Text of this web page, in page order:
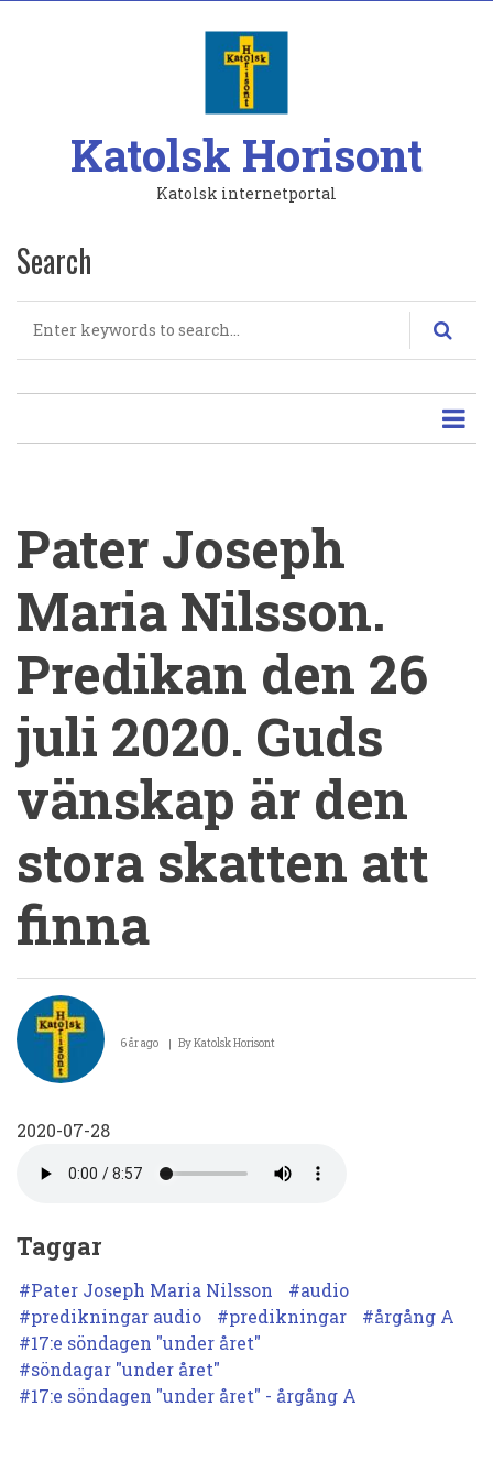
Katolsk Horisont
Katolsk internetportal
Search
Pater Joseph
Maria Nilsson.
Predikan den 26
juli 2020. Guds
vänskap är den
stora skatten att
finna
Pater
Joseph
Maria
Predikan
den
juli
2020.
Guds
vänskap
är
6 år ago ByKatolsk Horisont
2020-07-28
Taggar
Pater Joseph Maria Nilsson
audio
predikningar audio
predikningar
årgång A
17:e söndagen "under året"
söndagar "under året"
17:e söndagen "under året" - årgång A